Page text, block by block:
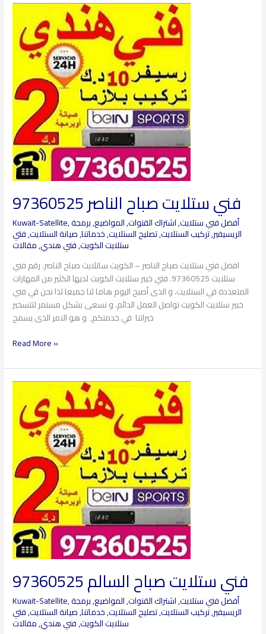
فني ستلايت صباح الناصر 97360525
Kuwait-Satellite, أفضل فني ستلايت,اشتراك القنوات,المواضيع,برمجة
الريسيفير,تركيب الستلايت,تصليح الستلايت,خدماتنا,صيانة الستلايت,فتي
ستلايت الكويت,فني هندي,مقالات
افضل فني ستلايت صباح الناصر – الكويت ساتلايت صباح الناصر. رقم فني
ستلايت 97360525. فني خبير ستلايت الكويت لديها الكثير من المهارات
المتعددة في الستلايت. و الذى أصبح اليوم هاما لنا جميعا لذا نحن في فني
خبير ستلايت الكويت نواصل العمل الدائم. و نسعى بشكل مستمر لتتسخير
خبراتنا في خدمتكم, و هو الامر الذى يسمح
فني
ستلايت
صباح
الناصر
97360525
Read More »
فني ستلايت صباح السالم 97360525
Kuwait-Satellite, أفضل فني ستلايت,اشتراك القنوات,المواضيع,برمجة
الريسيفير,تركيب الستلايت,تصليح الستلايت,خدماتنا,صيانة الستلايت,فتي
ستلايت الكويت,فني هندي,مقالات
فني
ستلايت
صباح
السالم
97360525